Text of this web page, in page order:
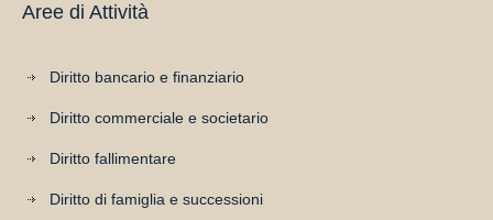
Aree di Attività
Diritto bancario e finanziario
Diritto commerciale e societario
Diritto fallimentare
Diritto di famiglia e successioni